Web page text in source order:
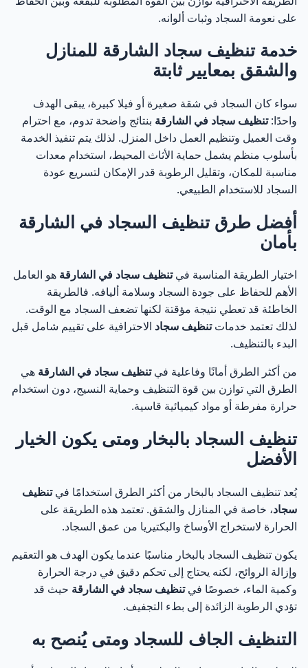
على نعومة السجاد وثبات ألوانه.
خدمة تنظيف سجاد الشارقة للمنازل
والشقق بمعايير ثابتة
سواء كان السجاد في شقة صغيرة أو فيلا كبيرة، يبقى الهدف
واحدًا:تنظيف سجاد في الشارقة بنتائج واضحة تدوم، مع احترام
وقت العميل وتنظيم العمل داخل المنزل. لذلك يتم تنفيذ الخدمة
بأسلوب منظم يشمل حماية الأثاث المحيط، استخدام معدات
مناسبة للمكان، وتقليل الرطوبة قدر الإمكان لتسريع عودة
السجاد للاستخدام الطبيعي.
أفضل طرق تنظيف السجاد في الشارقة
بأمان
اختيار الطريقة المناسبة فيتنظيف سجاد في الشارقة هو العامل
الأهم للحفاظ على جودة السجاد وسلامة أليافه. فالطريقة
الخاطئة قد تعطي نتيجة مؤقتة لكنها تضعف السجاد مع الوقت.
لذلك تعتمد خدماتتنظيف سجاد الاحترافية على تقييم شامل قبل
البدء بالتنظيف.
من أكثر الطرق أمانًا وفاعلية فيتنظيف سجاد في الشارقة هي
الطرق التي توازن بين قوة التنظيف وحماية النسيج، دون استخدام
حرارة مفرطة أو مواد كيميائية قاسية.
تنظيف السجاد بالبخار ومتى يكون الخيار
الأفضل
يُعد تنظيف السجاد بالبخار من أكثر الطرق استخدامًا فيتنظيف
سجاد، خاصة في المنازل والشقق. تعتمد هذه الطريقة على
الحرارة لاستخراج الأوساخ والبكتيريا من عمق السجاد.
يكون تنظيف السجاد بالبخار مناسبًا عندما يكون الهدف هو التعقيم
وإزالة الروائح، لكنه يحتاج إلى تحكم دقيق في درجة الحرارة
وكمية الماء، خصوصًا فيتنظيف سجاد في الشارقة حيث قد
تؤدي الرطوبة الزائدة إلى بطء التجفيف.
التنظيف الجاف للسجاد ومتى يُنصح به